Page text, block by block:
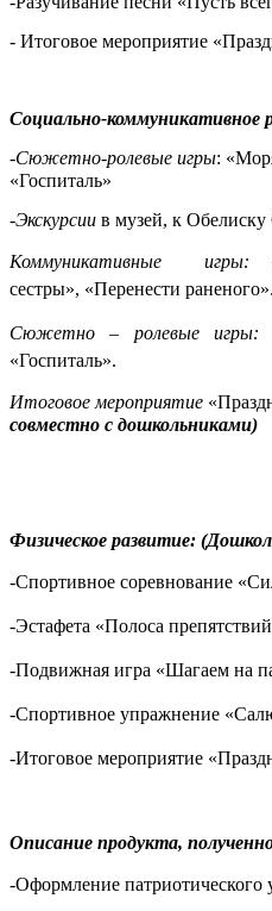
- Итоговое мероприятие
Социально-коммуникативное
-Сюжетно-ролевые игры:
«Госпиталь»
-Экскурсии в музей, к
Коммуникативные игры:
сестры», «Перенести раненого».
Сюжетно – ролевые игры:
«Госпиталь».
Итоговое мероприятие
совместно с дошкольниками)
Физическое развитие:
-Спортивное соревнование
-Эстафета «Полоса
-Подвижная игра «Шагаем на
-Спортивное упражнение
-Итоговое мероприятие
Описание продукта,
-Оформление патриотического